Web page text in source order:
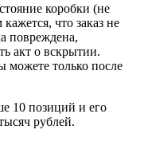
коробки (не
что заказ не
повреждена,
акт о вскрытии.
можете только после
10 позиций и его
рублей.